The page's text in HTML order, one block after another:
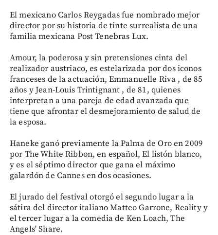
El mexicano Carlos Reygadas fue nombrado mejor
director por su historia de tinte surrealista de una
familia mexicana Post Tenebras Lux.
Amour, la poderosa y sin pretensiones cinta del
realizador austriaco, es estelarizada por dos iconos
franceses de la actuación, Emmanuelle Riva , de 85
años y Jean-Louis Trintignant , de 81, quienes
interpretan a una pareja de edad avanzada que
tiene que afrontar el desmejoramiento de salud de
la esposa.
Haneke ganó previamente la Palma de Oro en 2009
por The White Ribbon, en español, El listón blanco,
y es el séptimo director que gana el máximo
galardón de Cannes en dos ocasiones.
El jurado del festival otorgó el segundo lugar a la
sátira del director italiano Matteo Garrone, Reality y
el tercer lugar a la comedia de Ken Loach, The
Angels' Share.